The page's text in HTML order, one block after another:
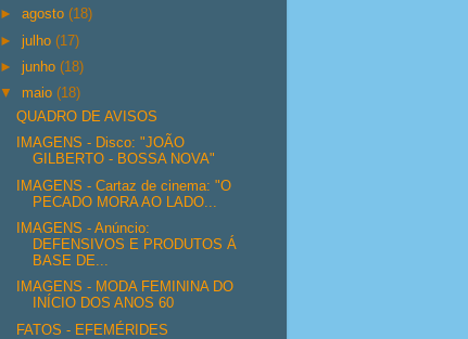
►agosto(18)
►julho(17)
►junho(18)
▼ maio(18)
QUADRO DE AVISOS
IMAGENS - Disco: "JOÃO
GILBERTO - BOSSA NOVA"
IMAGENS - Cartaz de cinema: "O
PECADO MORA AO LADO...
IMAGENS - Anúncio:
DEFENSIVOS E PRODUTOS Á
BASE DE...
IMAGENS - MODA FEMININA DO
INÍCIO DOS ANOS 60
FATOS - EFEMÉRIDES